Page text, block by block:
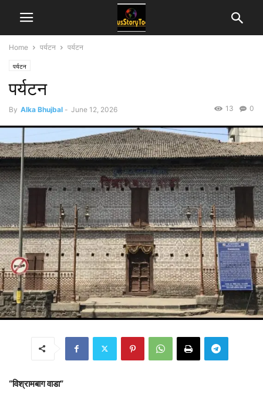
Home पर्यटन पर्यटन
पर्यटन
पर्यटन
By Alka Bhujbal - June 12, 2026 0
13
“विश्रामबाग वाडा”